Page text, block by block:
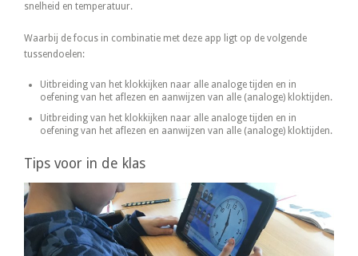
snelheid en temperatuur.
Waarbij de focus in combinatie met deze app ligt op de volgende
tussendoelen:
Uitbreiding van het klokkijken naar alle analoge tijden en in
oefening van het aflezen en aanwijzen van alle (analoge) kloktijden.
Uitbreiding van het klokkijken naar alle analoge tijden en in
oefening van het aflezen en aanwijzen van alle (analoge) kloktijden.
Tips voor in de klas